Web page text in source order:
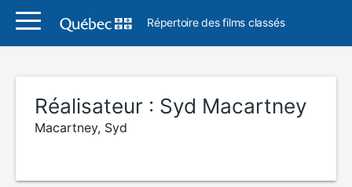
Répertoire des films classés
Réalisateur : Syd Macartney
Macartney, Syd